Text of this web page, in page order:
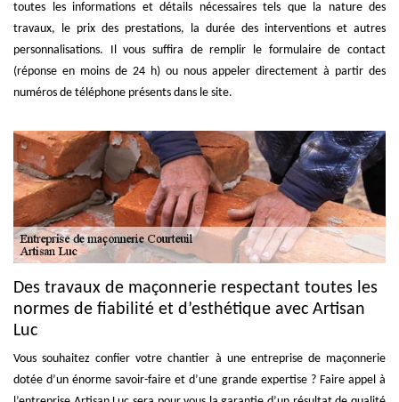
toutes les informations et détails nécessaires tels que la nature des
travaux, le prix des prestations, la durée des interventions et autres
personnalisations. Il vous suffira de remplir le formulaire de contact
(réponse en moins de 24 h) ou nous appeler directement à partir des
numéros de téléphone présents dans le site.
Des travaux de maçonnerie respectant toutes les
normes de fiabilité et d’esthétique avec Artisan
Luc
Vous souhaitez confier votre chantier à une entreprise de maçonnerie
dotée d’un énorme savoir-faire et d’une grande expertise ? Faire appel à